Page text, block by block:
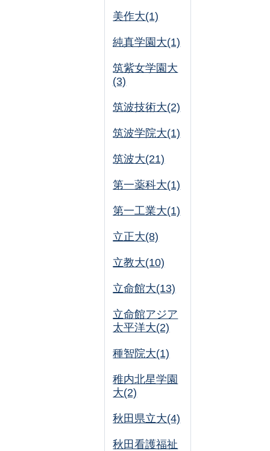
美作大(1)
純真学園大(1)
筑紫女学園大
(3)
筑波技術大(2)
筑波学院大(1)
筑波大(21)
第一薬科大(1)
第一工業大(1)
立正大(8)
立教大(10)
立命館大(13)
立命館アジア
太平洋大(2)
種智院大(1)
稚内北星学園
大(2)
秋田県立大(4)
秋田看護福祉